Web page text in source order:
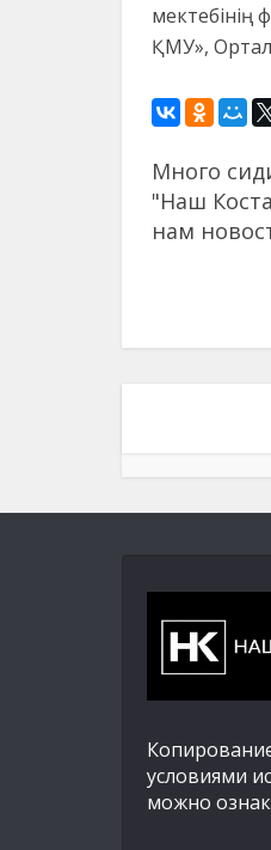
ҚМУ»,
Много
"Наш
нам
условиями
можно